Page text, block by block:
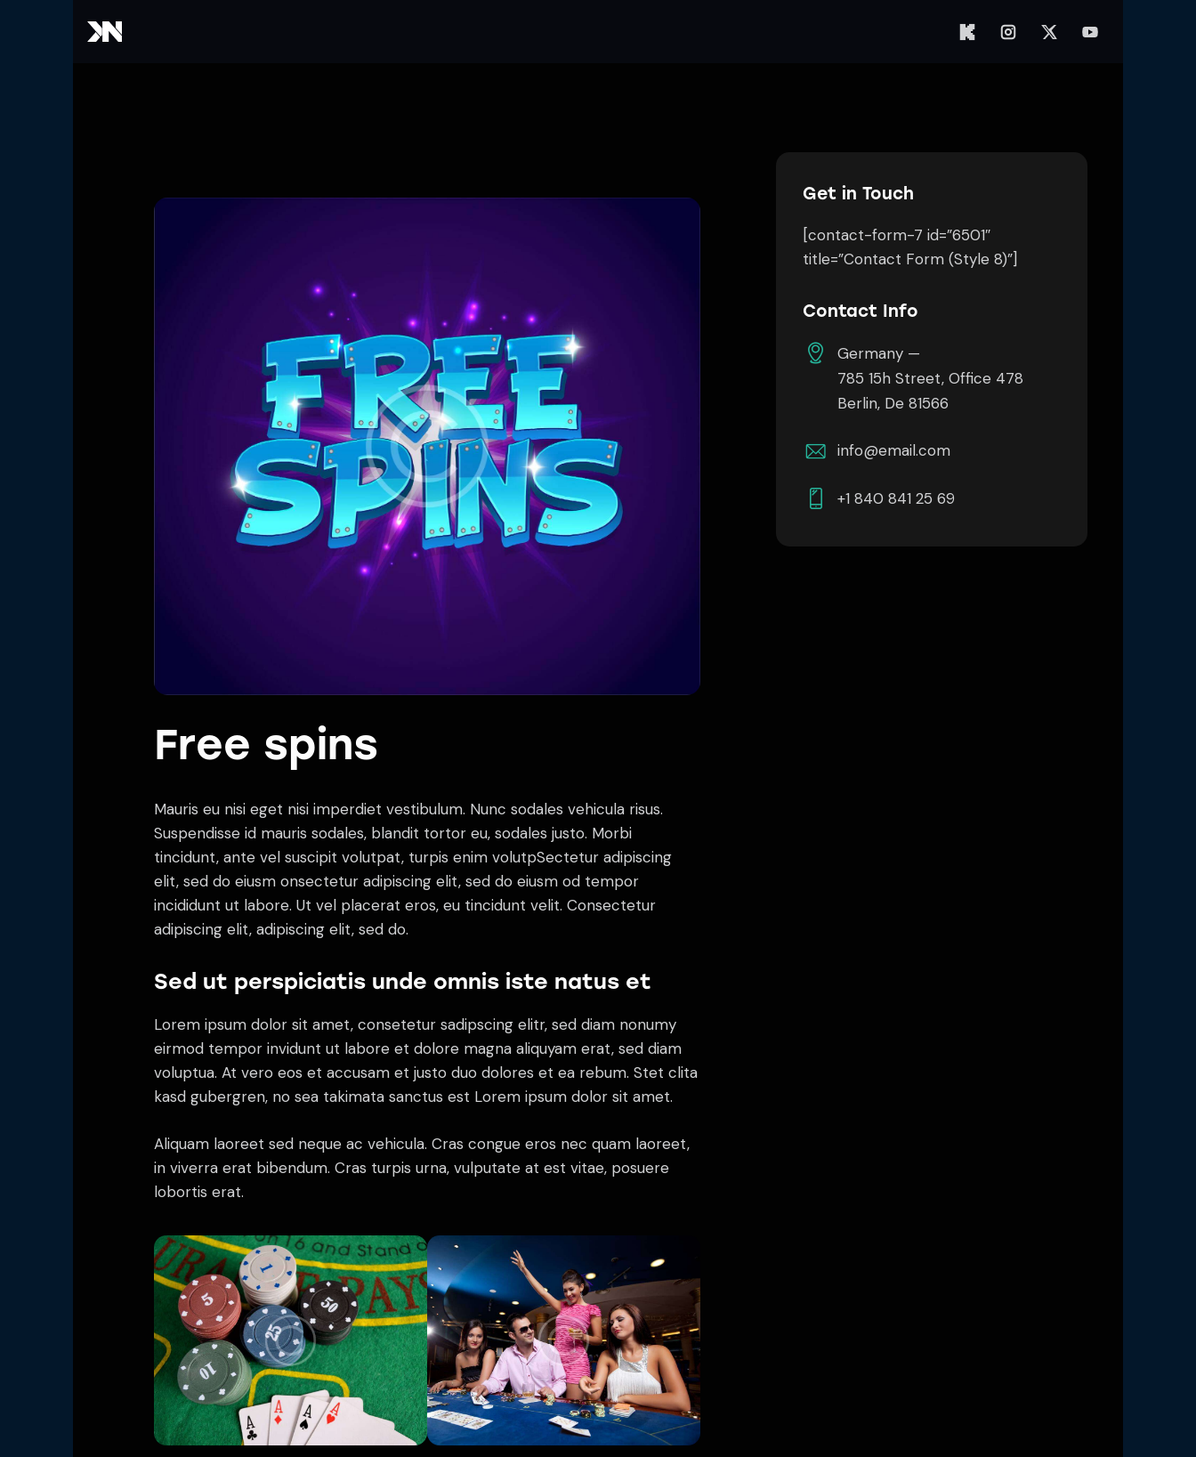
Free spins
Mauris eu nisi eget nisi imperdiet vestibulum. Nunc sodales vehicula risus.
Suspendisse id mauris sodales, blandit tortor eu, sodales justo. Morbi
tincidunt, ante vel suscipit volutpat, turpis enim volutpSectetur adipiscing
elit, sed do eiusm onsectetur adipiscing elit, sed do eiusm od tempor
incididunt ut labore. Ut vel placerat eros, eu tincidunt velit. Consectetur
adipiscing elit, adipiscing elit, sed do.
Sed ut perspiciatis unde omnis iste natus et
Lorem ipsum dolor sit amet, consetetur sadipscing elitr, sed diam nonumy
eirmod tempor invidunt ut labore et dolore magna aliquyam erat, sed diam
voluptua. At vero eos et accusam et justo duo dolores et ea rebum. Stet clita
kasd gubergren, no sea takimata sanctus est Lorem ipsum dolor sit amet.
Aliquam laoreet sed neque ac vehicula. Cras congue eros nec quam laoreet,
in viverra erat bibendum. Cras turpis urna, vulputate at est vitae, posuere
lobortis erat.
Get in Touch
[contact-form-7 id=”6501″
title=”Contact Form (Style 8)”]
Contact Info
Germany —
785 15h Street, Office 478
Berlin, De 81566
info@email.com
+1 840 841 25 69